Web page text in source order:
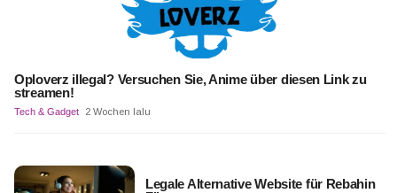
Oploverz illegal? Versuchen Sie, Anime über diesen Link zu
streamen!
Tech & Gadget 2 Wochen lalu
Legale Alternative Website für Rebahin